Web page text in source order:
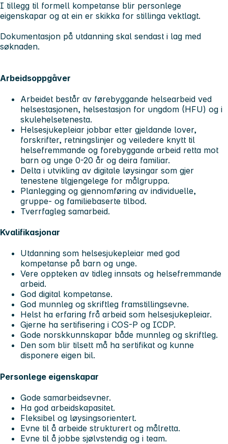
I tillegg til formell kompetanse blir personlege
eigenskapar og at ein er skikka for stillinga vektlagt.
Dokumentasjon på utdanning skal sendast i lag med
søknaden.
Arbeidsoppgåver
Arbeidet består av førebyggande helsearbeid ved
helsestasjonen, helsestasjon for ungdom (HFU) og i
skulehelsetenesta.
Helsesjukepleiar jobbar etter gjeldande lover,
forskrifter, retningslinjer og veiledere knytt til
helsefremmande og forebyggande arbeid retta mot
barn og unge 0-20 år og deira familiar.
Delta i utvikling av digitale løysingar som gjer
tenestene tilgjengelege for målgruppa.
Planlegging og gjennomføring av individuelle,
gruppe- og familiebaserte tilbod.
Tverrfagleg samarbeid.
Kvalifikasjonar
Utdanning som helsesjukepleiar med god
kompetanse på barn og unge.
Vere oppteken av tidleg innsats og helsefremmande
arbeid.
God digital kompetanse.
God munnleg og skriftleg framstillingsevne.
Helst ha erfaring frå arbeid som helsesjukepleiar.
Gjerne ha sertifisering i COS-P og ICDP.
Gode norskkunnskapar både munnleg og skriftleg.
Den som blir tilsett må ha sertifikat og kunne
disponere eigen bil.
Personlege eigenskapar
Gode samarbeidsevner.
Ha god arbeidskapasitet.
Fleksibel og løysingsorientert.
Evne til å arbeide strukturert og målretta.
Evne til å jobbe sjølvstendig og i team.